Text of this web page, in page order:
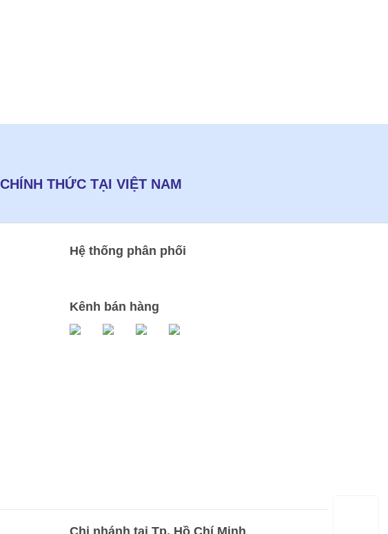
THỨC TẠI VIỆT NAM
Hệ thống phân phối
Kênh bán hàng
Chi nhánh tại Tp. Hồ Chí Minh